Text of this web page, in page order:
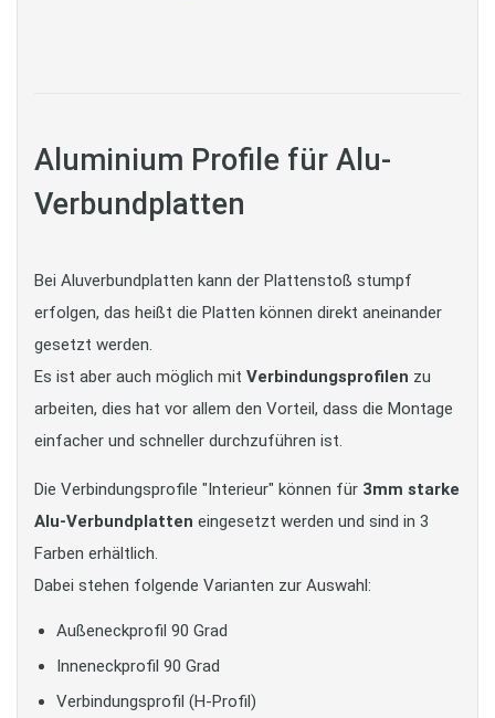
Aluminium Profile für Alu-
Verbundplatten
Bei Aluverbundplatten kann der Plattenstoß stumpf
erfolgen, das heißt die Platten können direkt aneinander
gesetzt werden.
Es ist aber auch möglich mit Verbindungsprofilen zu
arbeiten, dies hat vor allem den Vorteil, dass die Montage
einfacher und schneller durchzuführen ist.
Die Verbindungsprofile "Interieur" können für 3mm starke
Alu-Verbundplatten eingesetzt werden und sind in 3
Farben erhältlich.
Dabei stehen folgende Varianten zur Auswahl:
Außeneckprofil 90 Grad
Inneneckprofil 90 Grad
Verbindungsprofil (H-Profil)